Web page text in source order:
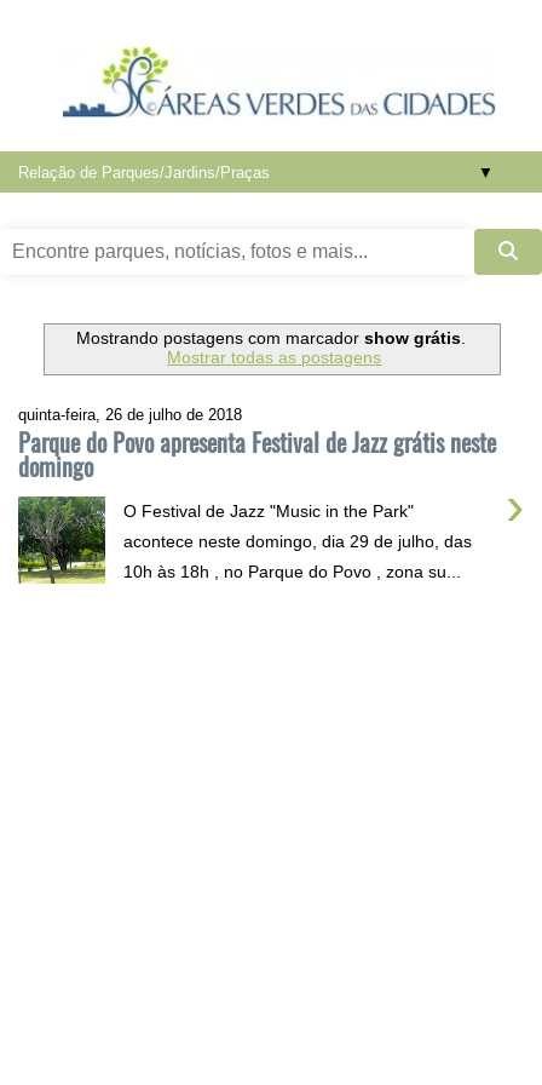
▼
Mostrando postagens com marcador show grátis.
Mostrar todas as postagens
quinta-feira, 26 de julho de 2018
Parque do Povo apresenta Festival de Jazz grátis neste
domingo
›
O Festival de Jazz "Music in the Park"
acontece neste domingo, dia 29 de julho, das
10h às 18h , no Parque do Povo , zona su...